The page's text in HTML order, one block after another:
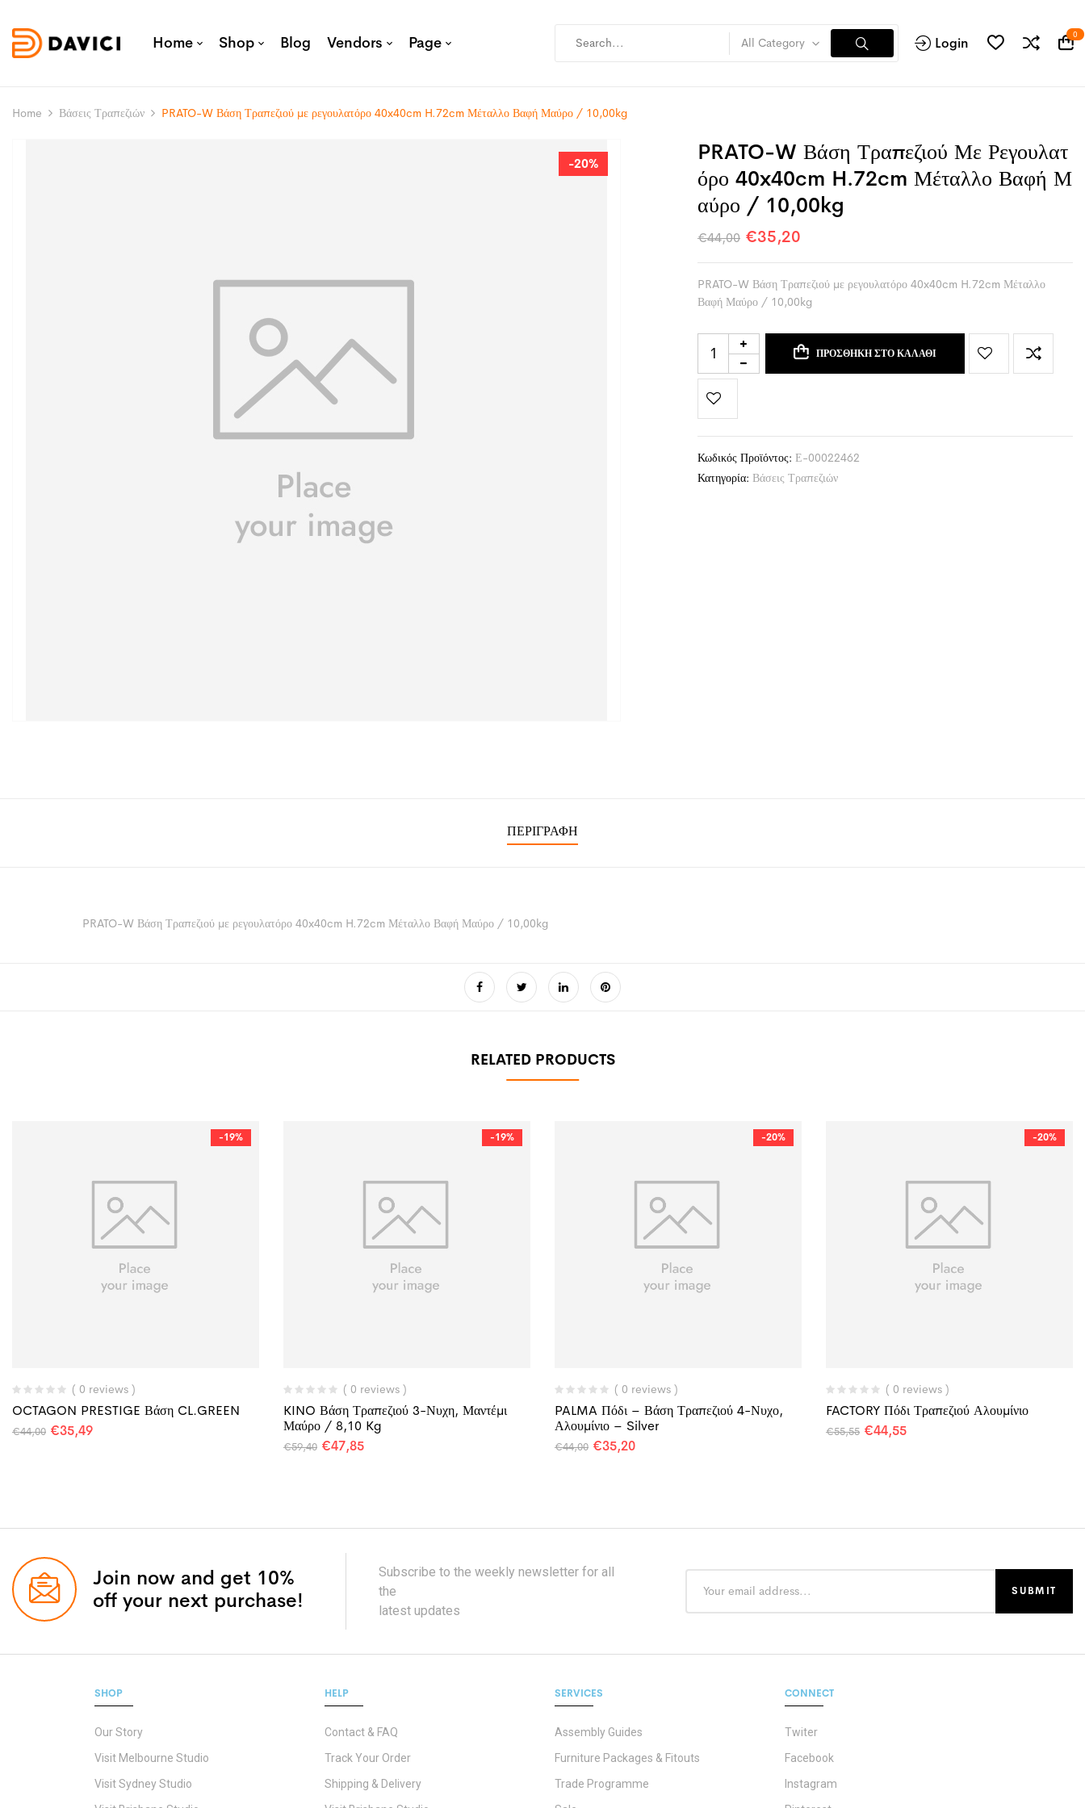
Home Shop Blog Vendors Page All Category Login 0
Home Βάσεις Τραπεζιών PRATO-W Βάση Τραπεζιού με ρεγουλατόρο 40x40cm H.72cm Μέταλλο Βαφή Μαύρο / 10,00kg
-20%
PRATO-W Βάση Τραπεζιού Με Ρεγουλατ
Όρο 40x40cm H.72cm Μέταλλο Βαφή Μ
Αύρο / 10,00kg
€44,00 €35,20
PRATO-W Βάση Τραπεζιού με ρεγουλατόρο 40x40cm H.72cm Μέταλλο
Βαφή Μαύρο / 10,00kg
ΠΡΟΣΘΉΚΗ ΣΤΟ ΚΑΛΆΘΙ
Κωδικός Προϊόντος: Ε-00022462
Κατηγορία: Βάσεις Τραπεζιών
ΠΕΡΙΓΡΑΦΉ
PRATO-W Βάση Τραπεζιού με ρεγουλατόρο 40x40cm H.72cm Μέταλλο Βαφή Μαύρο / 10,00kg
RELATED PRODUCTS
-19%
( 0 reviews )
OCTAGON PRESTIGE Βάση CL.GREEN
€44,00 €35,49
-19%
( 0 reviews )
KINO Βάση Τραπεζιού 3-Νυχη, Μαντέμι
Μαύρο / 8,10 Kg
€59,40 €47,85
-20%
( 0 reviews )
PALMA Πόδι – Βάση Τραπεζιού 4-Νυχο,
Αλουμίνιο – Silver
€44,00 €35,20
-20%
( 0 reviews )
FACTORY Πόδι Τραπεζιού Αλουμίνιο
€55,55 €44,55
Join now and get 10%
off your next purchase!
Subscribe to the weekly newsletter for all
the
latest updates
SHOP
Our Story
Visit Melbourne Studio
Visit Sydney Studio
HELP
Contact & FAQ
Track Your Order
Shipping & Delivery
SERVICES
Assembly Guides
Furniture Packages & Fitouts
Trade Programme
CONNECT
Twiter
Facebook
Instagram